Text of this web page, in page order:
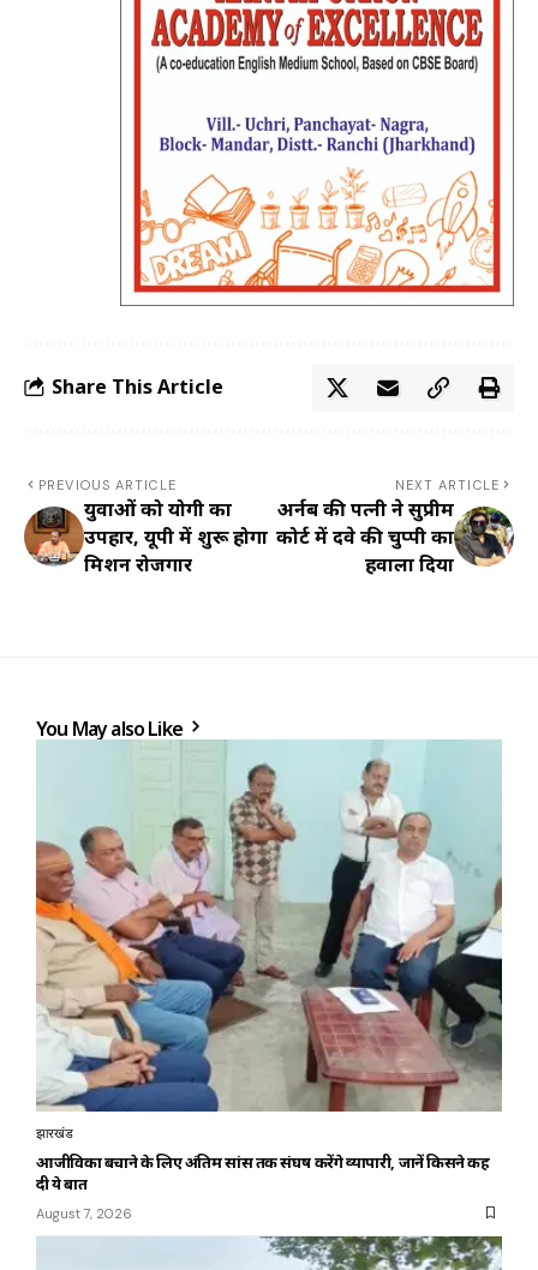
Share This Article
PREVIOUS ARTICLE
युवाओं को योगी का
उपहार, यूपी में शुरू होगा
मिशन रोजगार
NEXT ARTICLE
अर्नब की पत्नी ने सुप्रीम
कोर्ट में दवे की चुप्पी का
हवाला दिया
You May also Like
झारखंड
आजीविका बचाने के लिए अंतिम सांस तक संघर्ष करेंगे व्यापारी, जानें किसने कह
दी ये बात
August 7, 2026